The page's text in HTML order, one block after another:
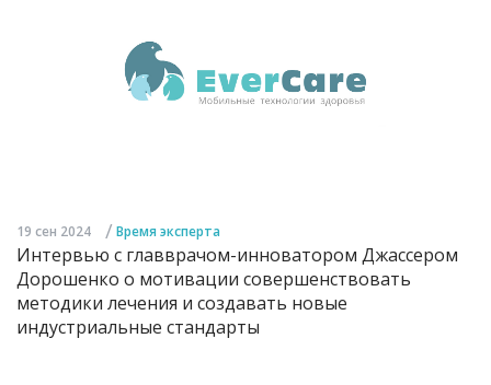
19 сен 2024 / Время эксперта
Интервью с главврачом-инноватором Джассером
Дорошенко о мотивации совершенствовать
методики лечения и создавать новые
индустриальные стандарты